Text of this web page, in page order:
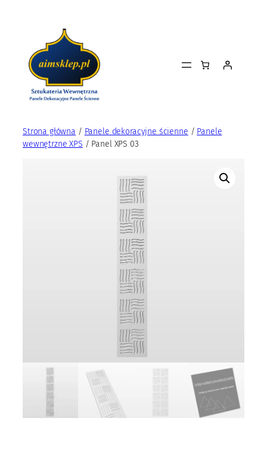
Strona główna / Panele dekoracyjne ścienne / Panele
wewnętrzne XPS / Panel XPS 03